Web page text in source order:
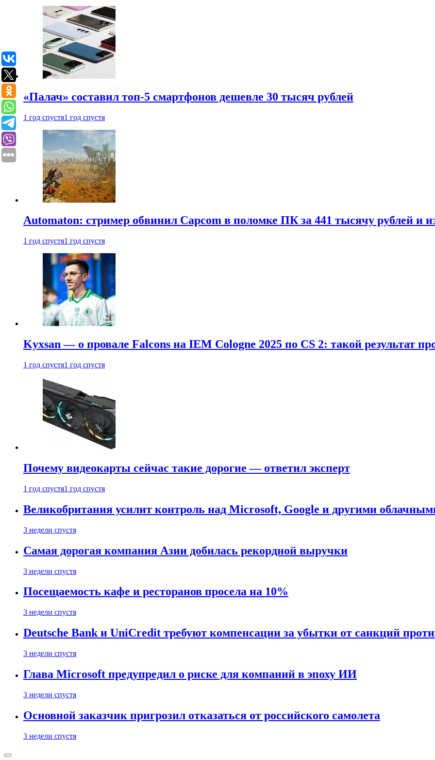
«Палач» составил топ-5 смартфонов дешевле 30 тысяч рублей
1 год спустя1 год спустя
Automaton: стример обвинил Capcom в поломке ПК за 441 тысячу рублей и
1 год спустя1 год спустя
Kyxsan — о провале Falcons на IEM Cologne 2025 по CS 2: такой результат
1 год спустя1 год спустя
Почему видеокарты сейчас такие дорогие — ответил эксперт
1 год спустя1 год спустя
Великобритания усилит контроль над Microsoft, Google и другими
3 недели спустя
Самая дорогая компания Азии добилась рекордной выручки
3 недели спустя
Посещаемость кафе и ресторанов просела на 10%
3 недели спустя
Deutsche Bank и UniCredit требуют компенсации за убытки от санкций
3 недели спустя
Глава Microsoft предупредил о риске для компаний в эпоху ИИ
3 недели спустя
Основной заказчик пригрозил отказаться от российского самолета
3 недели спустя